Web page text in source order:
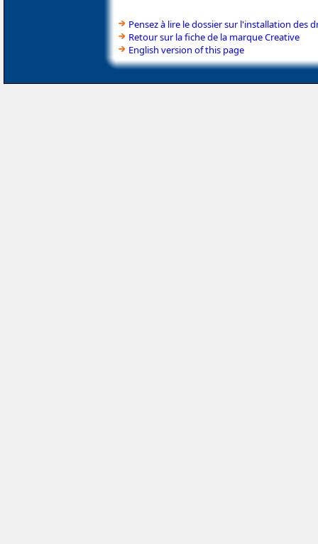
Pensez à lire le dossier sur l'installation des
Retour sur la fiche de la marque Creative
English version of this page